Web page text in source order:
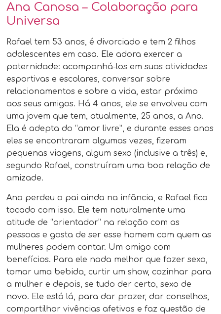
Ana Canosa – Colaboração para
Universa
Rafael tem 53 anos, é divorciado e tem 2 filhos
adolescentes em casa. Ele adora exercer a
paternidade: acompanhá-los em suas atividades
esportivas e escolares, conversar sobre
relacionamentos e sobre a vida, estar próximo
aos seus amigos. Há 4 anos, ele se envolveu com
uma jovem que tem, atualmente, 25 anos, a Ana.
Ela é adepta do “amor livre”, e durante esses anos
eles se encontraram algumas vezes, fizeram
pequenas viagens, algum sexo (inclusive a três) e,
segundo Rafael, construíram uma boa relação de
amizade.
Ana perdeu o pai ainda na infância, e Rafael fica
tocado com isso. Ele tem naturalmente uma
atitude de “orientador” na relação com as
pessoas e gosta de ser esse homem com quem as
mulheres podem contar. Um amigo com
benefícios. Para ele nada melhor que fazer sexo,
tomar uma bebida, curtir um show, cozinhar para
a mulher e depois, se tudo der certo, sexo de
novo. Ele está lá, para dar prazer, dar conselhos,
compartilhar vivências afetivas e faz questão de